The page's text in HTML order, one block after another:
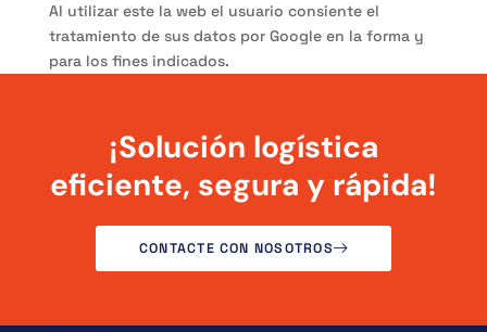
Al utilizar este la web el usuario consiente el
tratamiento de sus datos por Google en la forma y
para los fines indicados.
¡Solución logística
eficiente, segura y rápida!
CONTACTE CON NOSOTROS